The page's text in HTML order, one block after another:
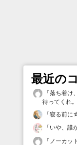
最近の
「落ち着け
待ってくれ
「寝る前に
「いや、誰
「 ノーカッ